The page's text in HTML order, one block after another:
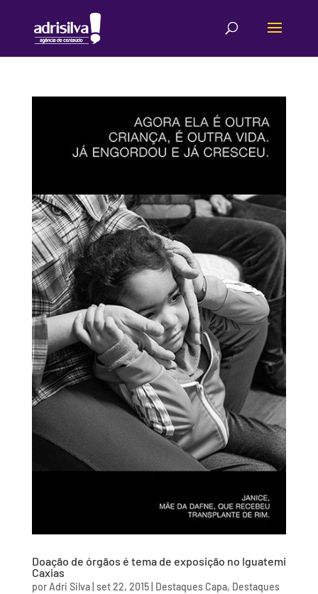
Doação de órgãos é tema de exposição no Iguatemi
Caxias
porAdri Silva| set 22, 2015| Destaques Capa, Destaques